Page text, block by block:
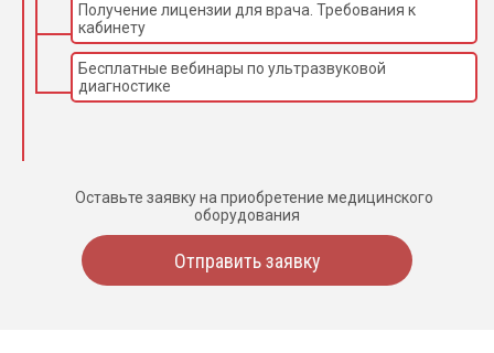
Получение лицензии для врача. Требования к
кабинету
Бесплатные вебинары по ультразвуковой
диагностике
Оставьте заявку на приобретение медицинского
оборудования
Отправить заявку